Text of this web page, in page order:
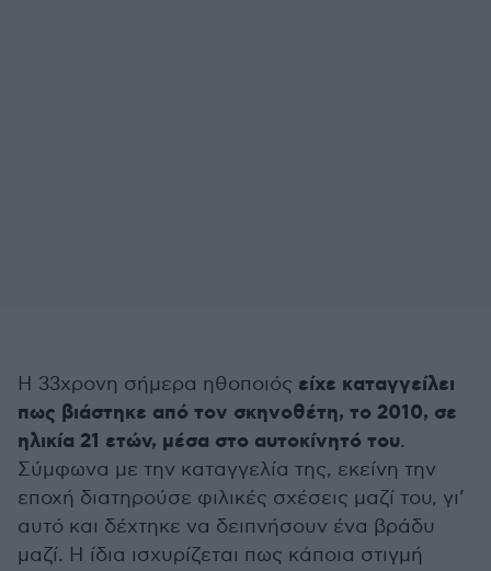
Η 33χρονη σήμερα ηθοποιός είχε καταγγείλει
πως βιάστηκε από τον σκηνοθέτη, το 2010, σε
ηλικία 21 ετών, μέσα στο αυτοκίνητό του.
Σύμφωνα με την καταγγελία της, εκείνη την
εποχή διατηρούσε φιλικές σχέσεις μαζί του, γι’
αυτό και δέχτηκε να δειπνήσουν ένα βράδυ
μαζί. Η ίδια ισχυρίζεται πως κάποια στιγμή